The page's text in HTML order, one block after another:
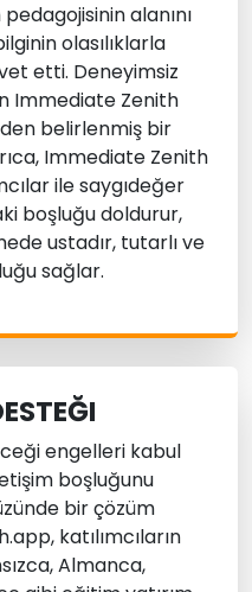
alanını
olasılıklarla
etti. Deneyimsiz
Immediate Zenith
belirlenmiş bir
Immediate Zenith
ile saygıdeğer
boşluğu doldurur,
ustadır, tutarlı ve
sağlar.
engelleri kabul
boşluğunu
bir çözüm
katılımcıların
Almanca,